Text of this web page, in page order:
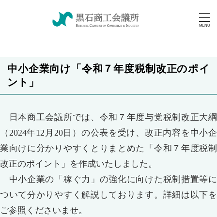
中小企業向け「令和７年度税制改正のポイ
ント」
日本商工会議所では、令和７年度与党税制改正大綱
（2024年12月20日）の公表を受け、改正内容を中小企
業向けに分かりやすくとりまとめた「令和７年度税制
改正のポイント」を作成いたしました。
中小企業の「稼ぐ力」の強化に向けた税制措置等に
ついて分かりやすく解説しております。詳細は以下を
ご参照くださいませ。